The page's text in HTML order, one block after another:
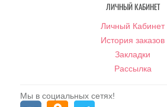
ЛИЧНЫЙ КАБИНЕТ
Личный Кабинет
История заказов
Закладки
Рассылка
Мы в социальных сетях!